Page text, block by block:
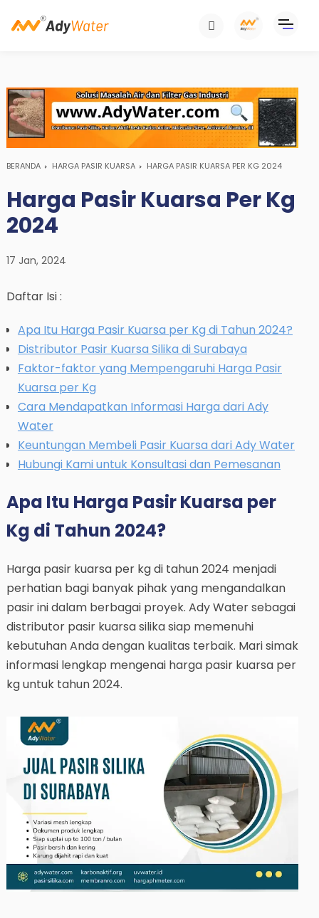
BERANDA HARGA PASIR KUARSA HARGA PASIR KUARSA PER KG 2024
Harga Pasir Kuarsa Per Kg
2024
17 Jan, 2024
Daftar Isi :
Apa Itu Harga Pasir Kuarsa per Kg di Tahun 2024?
Distributor Pasir Kuarsa Silika di Surabaya
Faktor-faktor yang Mempengaruhi Harga Pasir
Kuarsa per Kg
Cara Mendapatkan Informasi Harga dari Ady
Water
Keuntungan Membeli Pasir Kuarsa dari Ady Water
Hubungi Kami untuk Konsultasi dan Pemesanan
Apa Itu Harga Pasir Kuarsa per
Kg di Tahun 2024?
Harga pasir kuarsa per kg di tahun 2024 menjadi
perhatian bagi banyak pihak yang mengandalkan
pasir ini dalam berbagai proyek. Ady Water sebagai
distributor pasir kuarsa silika siap memenuhi
kebutuhan Anda dengan kualitas terbaik. Mari simak
informasi lengkap mengenai harga pasir kuarsa per
kg untuk tahun 2024.